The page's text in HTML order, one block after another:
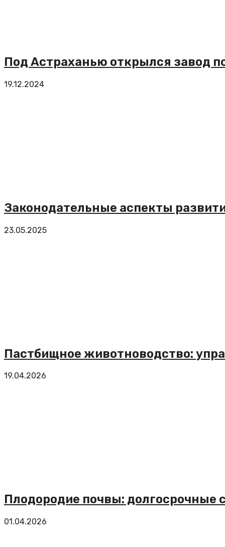
Под Астраханью открылся завод
19.12.2024
Законодательные аспекты
23.05.2025
Пастбищное животноводство:
19.04.2026
Плодородие почвы: долгосрочные
01.04.2026